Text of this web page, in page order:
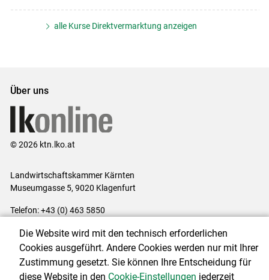
alle Kurse Direktvermarktung anzeigen
Über uns
© 2026 ktn.lko.at
Landwirtschaftskammer Kärnten
Museumgasse 5, 9020 Klagenfurt
Telefon: +43 (0) 463 5850
Impressum|Kontakt|Datenschutzerklärung|Barrierefreiheit|
Cookie-Einstellungen
Die Website wird mit den technisch erforderlichen
Cookies ausgeführt. Andere Cookies werden nur mit Ihrer
Zustimmung gesetzt. Sie können Ihre Entscheidung für
diese Website in den Cookie-Einstellungen jederzeit